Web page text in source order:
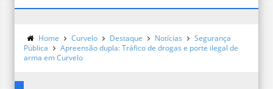
Home Curvelo Destaque Notícias
Segurança
Pública
Apreensão dupla: Tráfico de drogas e porte ilegal de
arma em Curvelo